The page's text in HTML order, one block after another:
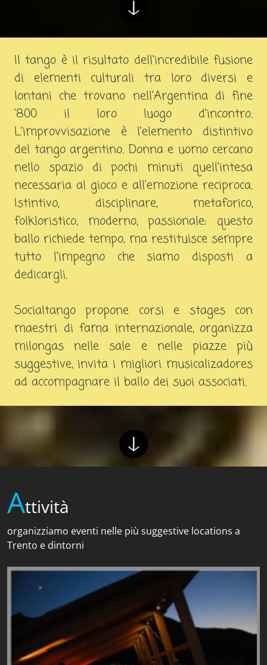
Il tango è il risultato dell'incredibile fusione
di elementi culturali tra loro diversi e
lontani che trovano nell'Argentina di fine
'800 il loro luogo d'incontro.
L'improvvisazione è l'elemento distintivo
del tango argentino. Donna e uomo cercano
nello spazio di pochi minuti quell'intesa
necessaria al gioco e all'emozione reciproca.
Istintivo, disciplinare, metaforico,
folkloristico, moderno, passionale: questo
ballo richiede tempo, ma restituisce sempre
tutto l'impegno che siamo disposti a
dedicargli.
Socialtango propone corsi e stages con
maestri di fama internazionale, organizza
milongas nelle sale e nelle piazze più
suggestive, invita i migliori musicalizadores
ad accompagnare il ballo dei suoi associati.
Attività
organizziamo eventi nelle più suggestive locations a
Trento e dintorni